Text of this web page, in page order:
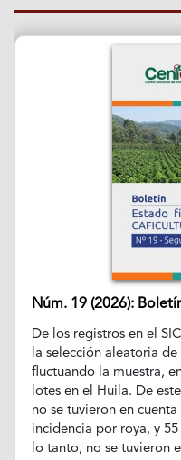
Núm. 19 (2026):
De los registros en el
la selección aleatoria
fluctuando la muestra,
lotes en el Huila. De
no se tuvieron en
incidencia por roya, y
lo tanto, no se tuvieron